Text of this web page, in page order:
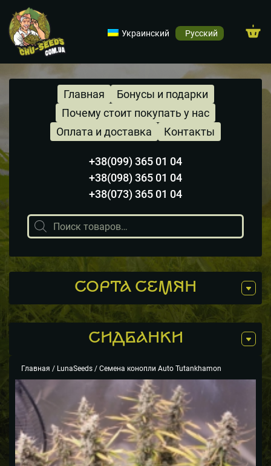
Украинский Русский
Главная
Почему стоит покупать у нас
Бонусы и подарки
Оплата и доставка Контакты
+38(099) 365 01 04
+38(098) 365 01 04
+38(073) 365 01 04
Поиск
товаров
СОРТА СЕМЯН
СИДБАНКИ
Главная / LunaSeeds / Семена конопли Auto Tutankhamon